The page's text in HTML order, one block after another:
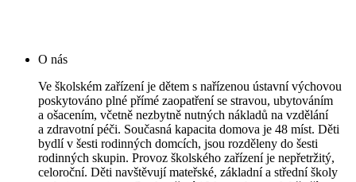
O nás
Ve školském zařízení je dětem s nařízenou ústavní výchovou
poskytováno plné přímé zaopatření se stravou, ubytováním
a ošacením, včetně nezbytně nutných nákladů na vzdělání
a zdravotní péči. Současná kapacita domova je 48 míst. Děti
bydlí v šesti rodinných domcích, jsou rozděleny do šesti
rodinných skupin. Provoz školského zařízení je nepřetržitý,
celoroční. Děti navštěvují mateřské, základní a střední školy